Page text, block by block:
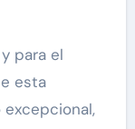
para el
esta